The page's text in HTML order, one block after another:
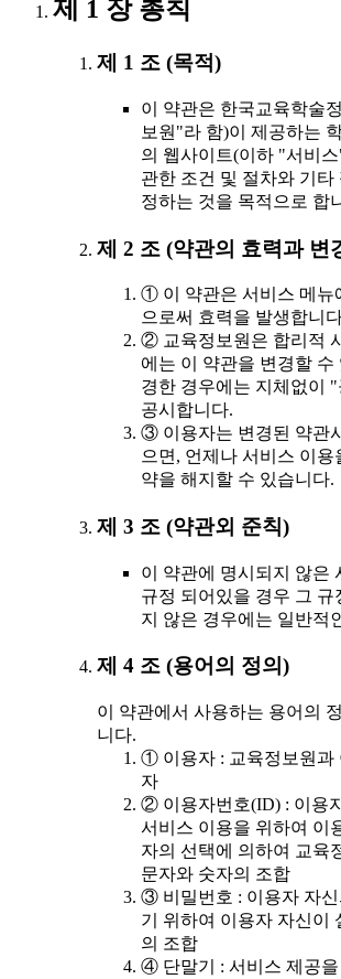
제 1 장 총칙
제 1 조 (목적)
이 약관은 한국교육학술
보원"라 함)이 제공하는
의 웹사이트(이하 "서비
관한 조건 및 절차와 기타
정하는 것을 목적으로 합
제 2 조 (약관의 효력과 변
① 이 약관은 서비스 메뉴
으로써 효력을 발생합니
② 교육정보원은 합리적
에는 이 약관을 변경할 수
경한 경우에는 지체없이
공시합니다.
③ 이용자는 변경된 약관
으면, 언제나 서비스 이용
약을 해지할 수 있습니다.
제 3 조 (약관외 준칙)
이 약관에 명시되지 않은
규정 되어있을 경우 그 규
지 않은 경우에는 일반적
제 4 조 (용어의 정의)
이 약관에서 사용하는 용어의
니다.
① 이용자 : 교육정보원과
자
② 이용자번호(ID) : 이용
서비스 이용을 위하여 이
자의 선택에 의하여 교육
문자와 숫자의 조합
③ 비밀번호 : 이용자 자
기 위하여 이용자 자신이
의 조합
④ 단말기 : 서비스 제공